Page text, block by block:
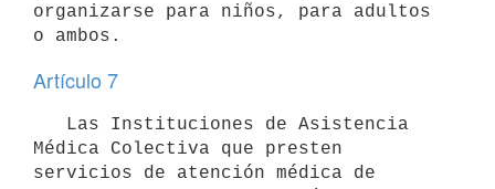
organizarse para niños, para adultos
o ambos.
Artículo 7
Médica Colectiva que presten
servicios de atención médica de